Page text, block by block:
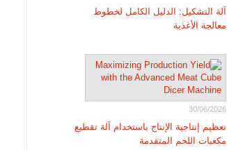
آلة التشكيل: الدليل الكامل لخطوط
معالجة الأغذية
30/06/2026
تعظيم إنتاجية الإنتاج باستخدام آلة تقطيع
مكعبات اللحم المتقدمة